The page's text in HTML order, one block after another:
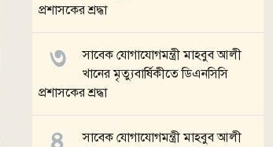
প্রশাসকের শ্রদ্ধা
সাবেক যোগাযোগমন্ত্রী মাহবুব আলী
খানের মৃত্যুবার্ষিকীতে ডিএনসিসি
প্রশাসকের শ্রদ্ধা
সাবেক যোগাযোগমন্ত্রী মাহবুব আলী